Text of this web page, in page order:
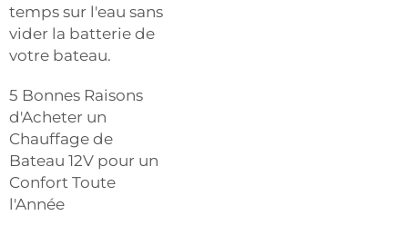
temps sur l'eau sans
vider la batterie de
votre bateau.
5 Bonnes Raisons
d'Acheter un
Chauffage de
Bateau 12V pour un
Confort Toute
l'Année